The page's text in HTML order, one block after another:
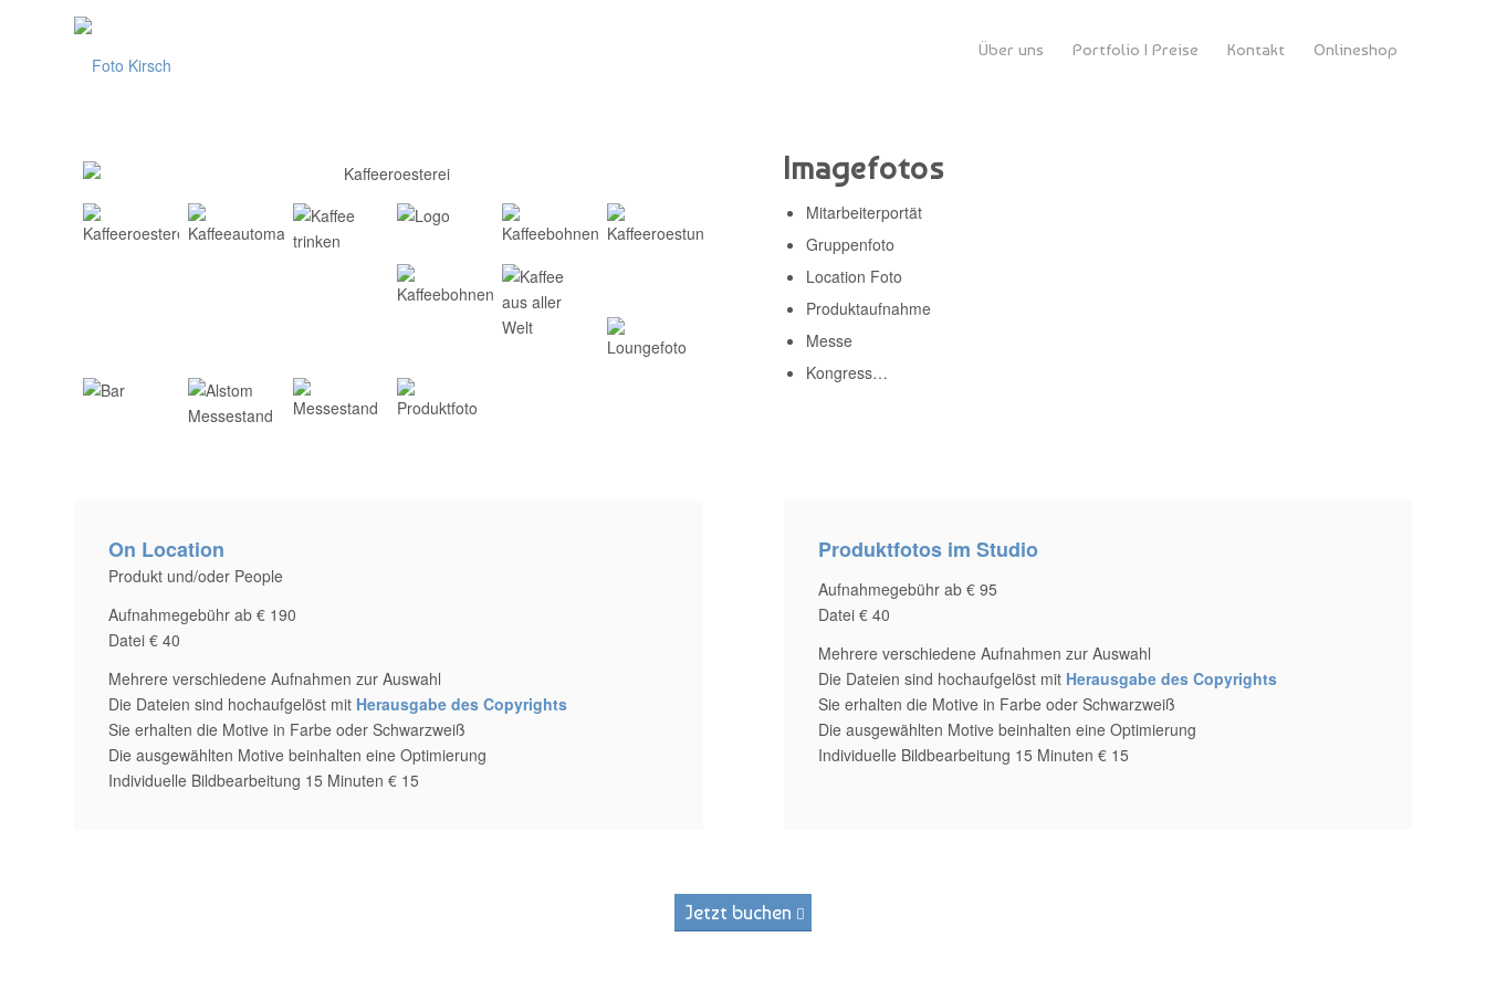
Über uns Portfolio | Preise Kontakt Onlineshop
Imagefotos
Mitarbeiterportät
Gruppenfoto
Location Foto
Produktaufnahme
Messe
Kongress…
On Location
Produkt und/oder People
Aufnahmegebühr ab € 190
Datei € 40
Mehrere verschiedene Aufnahmen zur Auswahl
Die Dateien sind hochaufgelöst mit Herausgabe des Copyrights
Sie erhalten die Motive in Farbe oder Schwarzweiß
Die ausgewählten Motive beinhalten eine Optimierung
Individuelle Bildbearbeitung 15 Minuten € 15
Produktfotos im Studio
Aufnahmegebühr ab € 95
Datei € 40
Mehrere verschiedene Aufnahmen zur Auswahl
Die Dateien sind hochaufgelöst mit Herausgabe des Copyrights
Sie erhalten die Motive in Farbe oder Schwarzweiß
Die ausgewählten Motive beinhalten eine Optimierung
Individuelle Bildbearbeitung 15 Minuten € 15
Jetzt buchen